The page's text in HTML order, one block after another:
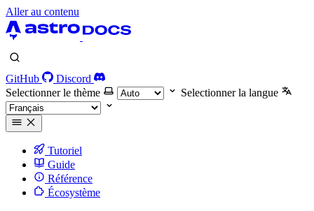
Aller au contenu
GitHub
Discord
Selectionner le thème
Selectionner la langue
Tutoriel
Guide
Référence
Écosystème